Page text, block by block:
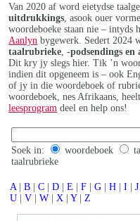
Van 2020 af word eietydse
uitdrukkings , asook ouer
woordeboeke staan nie – intyds
Aanlyn bygewerk. Sedert 2024
taalrubrieke ,-podsendings en
Dit kry jy slegs hier. Tik ’n
indien dit opgeneem is – ook
of jy in die woordeboek of
woordeboek, nes Afrikaans,
leesprogram deel en help ons!
Soek in: woordeboek
taalrubrieke
A | B | C | D | E | F | G | H | I | J
U | V | W | X | Y | Z